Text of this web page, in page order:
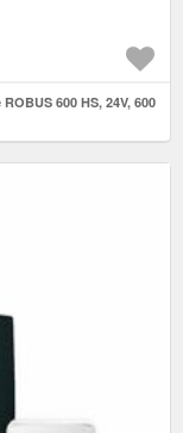
600 HS, 24V, 600